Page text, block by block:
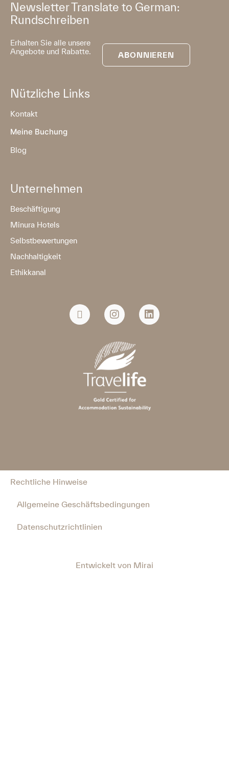
Newsletter Translate to German:
Rundschreiben
Erhalten Sie alle unsere
Angebote und Rabatte.
ABONNIEREN
Nützliche Links
Kontakt
Meine Buchung
Blog
Unternehmen
Beschäftigung
Minura Hotels
Selbstbewertungen
Nachhaltigkeit
Ethikkanal
Rechtliche Hinweise
Allgemeine Geschäftsbedingungen
Datenschutzrichtlinien
Entwickelt von Mirai